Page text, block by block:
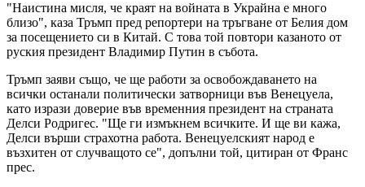
"Наистина мисля, че краят на войната в Украйна е много
близо", каза Тръмп пред репортери на тръгване от Белия дом
за посещението си в Китай. С това той повтори казаното от
руския президент Владимир Путин в събота.
Тръмп заяви също, че ще работи за освобождаването на
всички останали политически затворници във Венецуела,
като изрази доверие във временния президент на страната
Делси Родригес. "Ще ги измъкнем всичките. И ще ви кажа,
Делси върши страхотна работа. Венецуелският народ е
възхитен от случващото се", допълни той, цитиран от Франс
прес.